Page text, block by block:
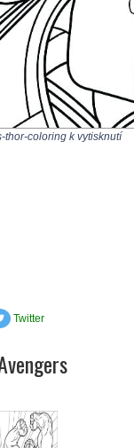
thor-coloring k vytisknutí
Twitter